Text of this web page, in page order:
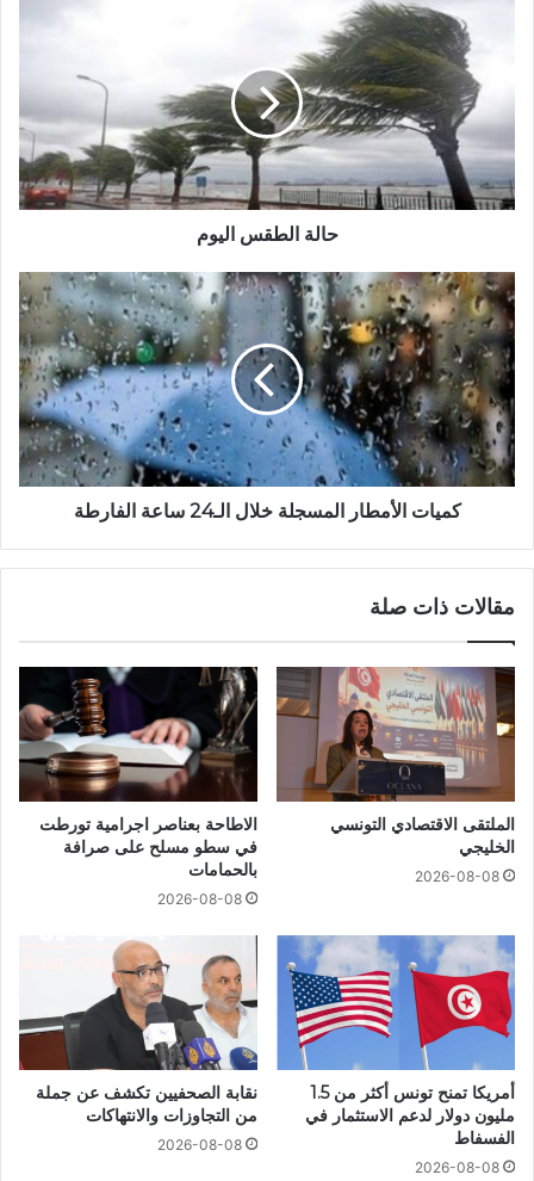
حالة الطقس اليوم
كميات الأمطار المسجلة خلال الـ24 ساعة الفارطة
مقالات ذات صلة
الملتقى الاقتصادي التونسي
الخليجي
2026-08-08
الاطاحة بعناصر اجرامية تورطت
في سطو مسلح على صرافة
بالحمامات
2026-08-08
أمريكا تمنح تونس أكثر من 1.5
مليون دولار لدعم الاستثمار في
الفسفاط
2026-08-08
نقابة الصحفيين تكشف عن جملة
من التجاوزات والانتهاكات
2026-08-08